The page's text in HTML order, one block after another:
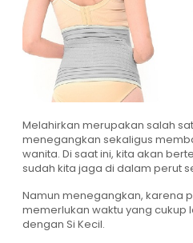
Melahirkan merupakan salah
menegangkan sekaligus
wanita. Di saat ini, kita akan
sudah kita jaga di dalam perut
Namun menegangkan, karena
memerlukan waktu yang cukup
dengan Si Kecil.